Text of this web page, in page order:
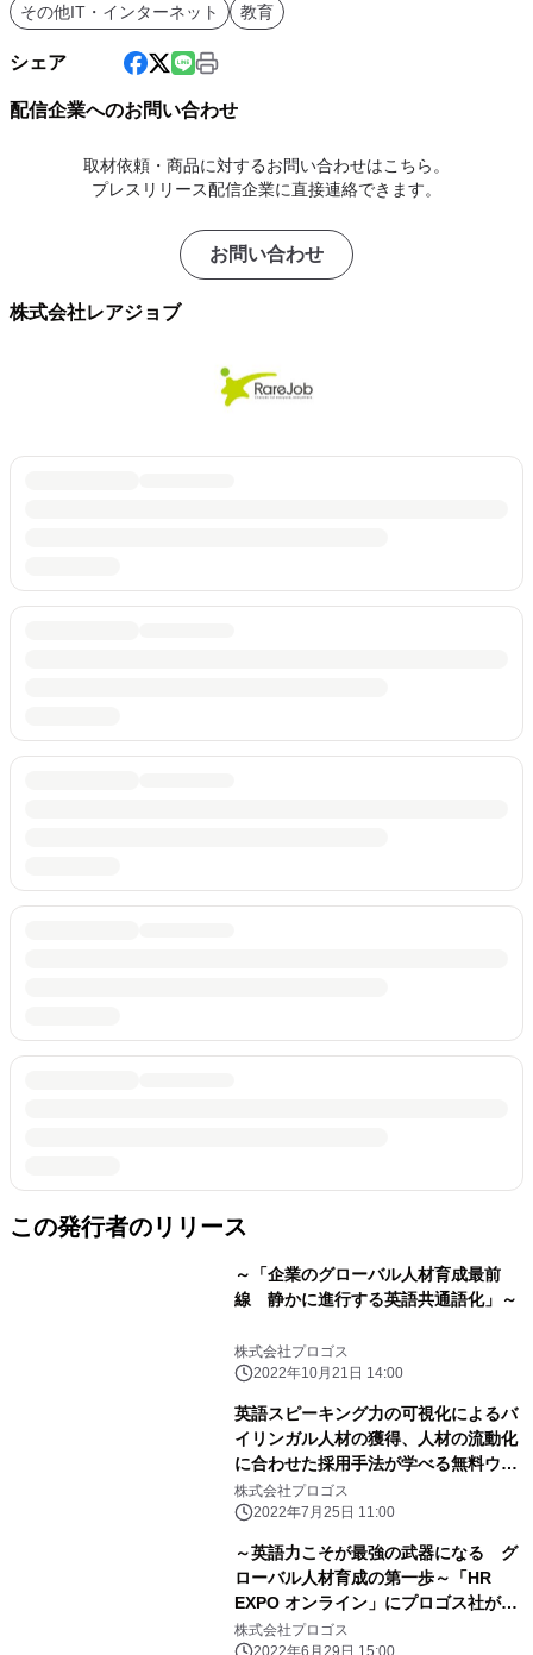
その他IT・インターネット
教育
シェア
配信企業へのお問い合わせ
取材依頼・商品に対するお問い合わせはこちら。
プレスリリース配信企業に直接連絡できます。
お問い合わせ
株式会社レアジョブ
この発行者のリリース
～「企業のグローバル人材育成最前
線 静かに進行する英語共通語化」～
株式会社プロゴス
2022年10月21日 14:00
英語スピーキング力の可視化によるバ
イリンガル人材の獲得、人材の流動化
に合わせた採用手法が学べる無料ウェ
ビナー 7月29日（金）開催
株式会社プロゴス
2022年7月25日 11:00
～英語力こそが最強の武器になる グ
ローバル人材育成の第一歩～「HR
EXPO オンライン」にプロゴス社が出
展
株式会社プロゴス
2022年6月29日 15:00